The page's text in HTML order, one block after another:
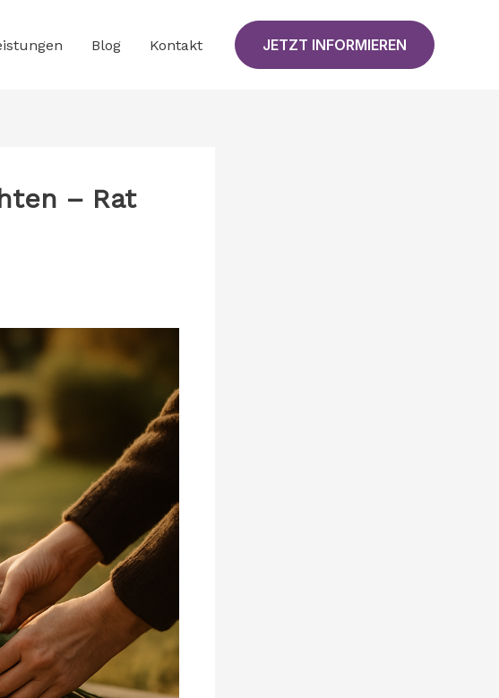
Blog Kontakt JETZT INFORMIEREN
– Rat